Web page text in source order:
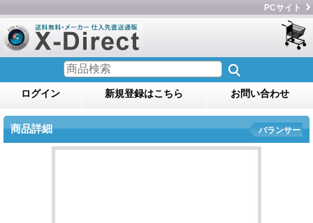
PCサイト
ログイン 新規登録はこちら お問い合わせ
商品詳細 バランサー